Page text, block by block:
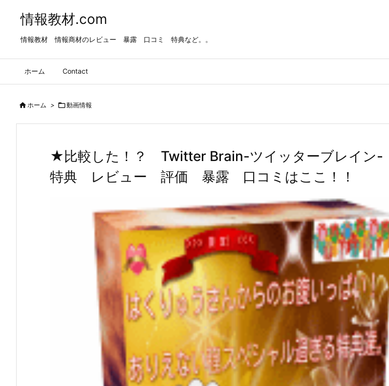
情報教材.com
情報教材 情報商材のレビュー 暴露 口コミ 特典など。。
ホーム Contact
ホーム > 動画情報
★比較した！？ Twitter Brain-ツイッターブレイン-
特典 レビュー 評価 暴露 口コミはここ！！